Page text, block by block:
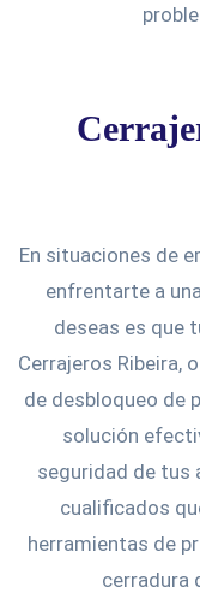
En situaciones de
enfrentarte a
deseas es que
Cerrajeros Ribeira,
de desbloqueo de
solución
seguridad de tus
cualificados
herramientas de
cerradura